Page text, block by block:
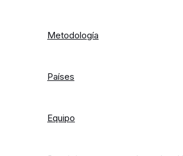
Metodología
Países
Equipo